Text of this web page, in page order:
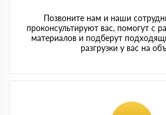
Позвоните нам и наши
проконсультируют вас, помогут с
материалов и подберут
разгрузки у вас на